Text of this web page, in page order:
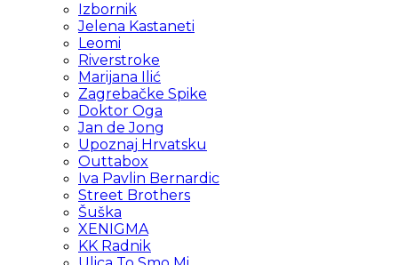
Izbornik
Jelena Kastaneti
Leomi
Riverstroke
Marijana Ilić
Zagrebačke Spike
Doktor Oga
Jan de Jong
Upoznaj Hrvatsku
Outtabox
Iva Pavlin Bernardic
Street Brothers
Šuška
XENIGMA
KK Radnik